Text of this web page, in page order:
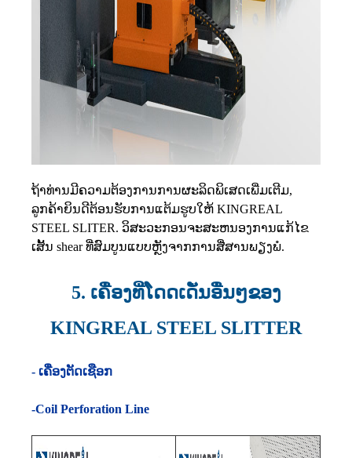
ຖ້າທ່ານມີຄວາມຕ້ອງການການຜະລິດພິເສດເພີ່ມເຕີມ,
ລູກຄ້າຍິນດີຕ້ອນຮັບການແຕ້ມຮູບໃຫ້ KINGREAL
STEEL SLITER. ວິສະວະກອນຈະສະຫນອງການແກ້ໄຂ
ເສັ້ນ shear ທີ່ສົມບູນແບບຫຼັງຈາກການສື່ສານພຽງພໍ.
5. ເຄື່ອງທີ່ໂດດເດັ່ນອື່ນໆຂອງ
KINGREAL STEEL SLITTER
- ເຄື່ອງຕັດເຊືອກ
-Coil Perforation Line